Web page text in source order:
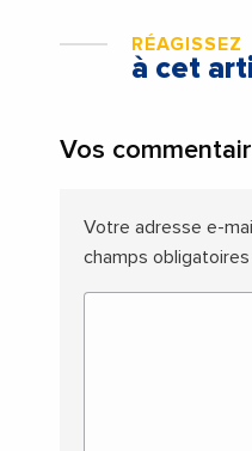
RÉAGISSEZ
à cet
Vos
Votre adresse e-
champs